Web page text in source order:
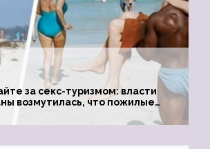
за секс-туризмом: власти
возмутилась, что пожилые
едут к ним, чтобы
молодыми любовниками